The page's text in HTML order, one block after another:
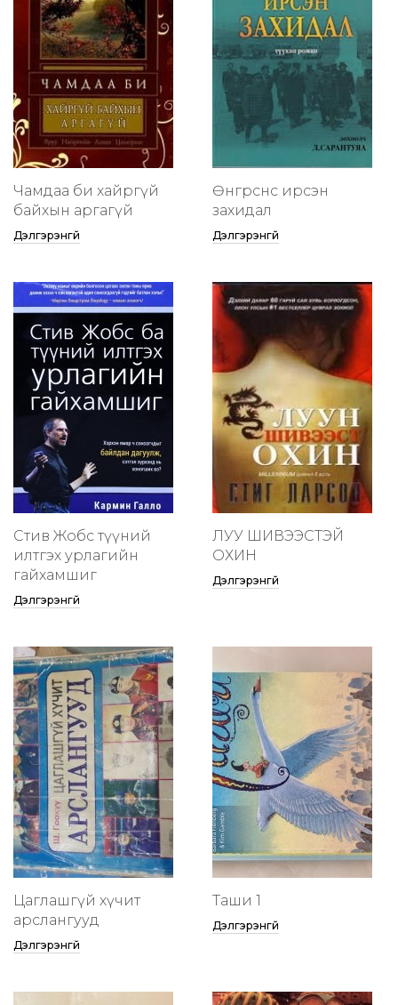
Чамдаа би хайргүй
байхын аргагүй
Дэлгэрэнгүй
Өнгөрснөөс ирсэн
захидал
Дэлгэрэнгүй
Стив Жобс түүний
илтгэх урлагийн
гайхамшиг
Дэлгэрэнгүй
ЛУУ ШИВЭЭСТЭЙ
ОХИН
Дэлгэрэнгүй
Цаглашгүй хүчит
арслангууд
Дэлгэрэнгүй
Таши 1
Дэлгэрэнгүй